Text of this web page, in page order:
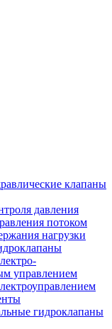
клапаны
давления
потоком
нагрузки
управлением
гидроклапаны